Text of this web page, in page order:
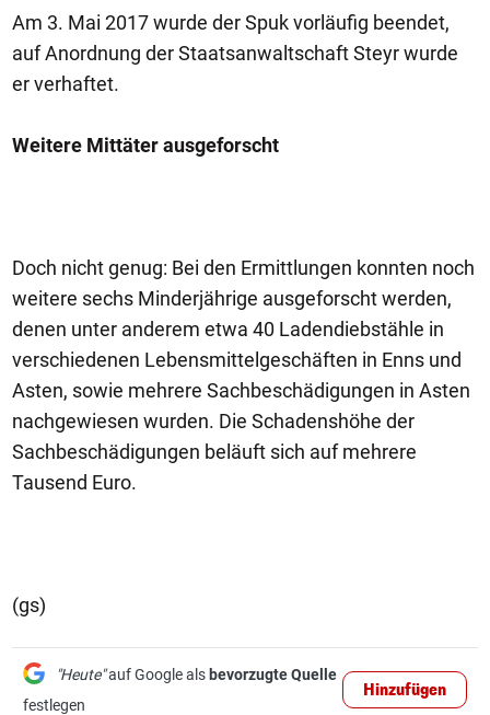
Am 3. Mai 2017 wurde der Spuk vorläufig beendet,
auf Anordnung der Staatsanwaltschaft Steyr wurde
er verhaftet.
Weitere Mittäter ausgeforscht
Doch nicht genug: Bei den Ermittlungen konnten noch
weitere sechs Minderjährige ausgeforscht werden,
denen unter anderem etwa 40 Ladendiebstähle in
verschiedenen Lebensmittelgeschäften in Enns und
Asten, sowie mehrere Sachbeschädigungen in Asten
nachgewiesen wurden. Die Schadenshöhe der
Sachbeschädigungen beläuft sich auf mehrere
Tausend Euro.
(gs)
"Heute"auf Google als bevorzugte Quelle
festlegen
Hinzufügen